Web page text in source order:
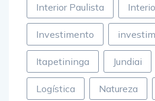
Interior Paulista
Investimento
Itapetininga Jundiai
Logística Natureza